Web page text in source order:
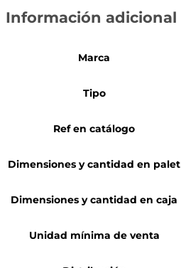
Información adicional
Marca
Tipo
Ref en catálogo
Dimensiones y cantidad en palet
Dimensiones y cantidad en caja
Unidad mínima de venta